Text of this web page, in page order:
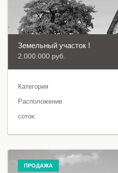
Земельный участок !
2.000.000 руб.
Категория
Расположение
соток:
ПРОДАЖА